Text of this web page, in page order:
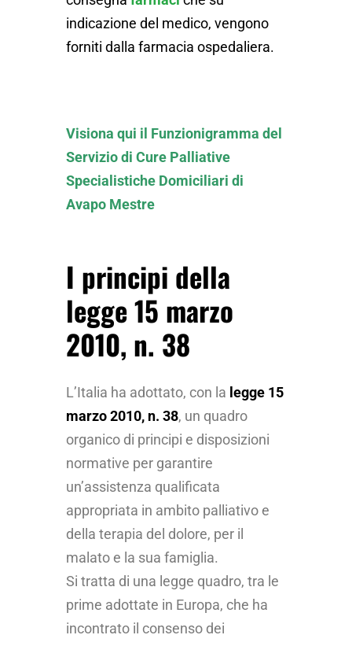
indicazione del medico, vengono
forniti dalla farmacia ospedaliera.
Visiona qui il Funzionigramma del
Servizio di Cure Palliative
Specialistiche Domiciliari di
Avapo Mestre
I principi della
legge 15 marzo
2010, n. 38
L’Italia ha adottato, con la legge 15
marzo 2010, n. 38, un quadro
organico di principi e disposizioni
normative per garantire
un’assistenza qualificata
appropriata in ambito palliativo e
della terapia del dolore, per il
malato e la sua famiglia.
Si tratta di una legge quadro, tra le
prime adottate in Europa, che ha
incontrato il consenso dei